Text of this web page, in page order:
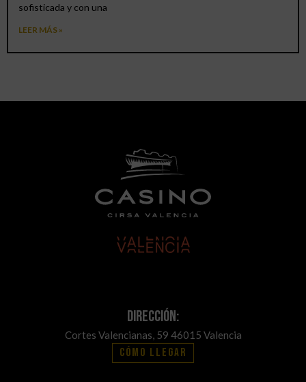
sofisticada y con una
LEER MÁS »
Dirección:
Cortes Valencianas, 59 46015 Valencia
Cómo llegar